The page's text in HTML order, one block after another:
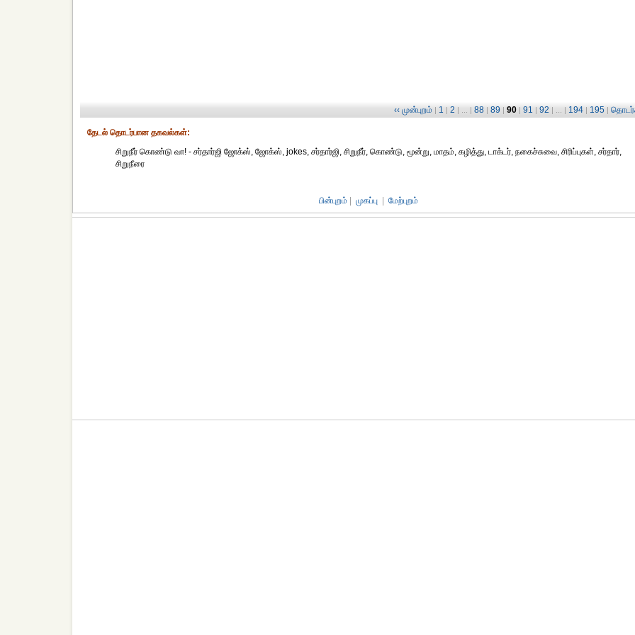
‹‹ முன்புறம் | 1 | 2 | ... | 88 | 89 | 90 | 91 | 92 | ... | 194 | 195 |
தேட‌ல் தொட‌ர்பான தகவ‌ல்க‌ள்:
சிறுநீர் கொண்டு வா! - சர்தார்ஜி ஜோக்ஸ், ஜோக்ஸ், jokes, சர்தார்ஜி, சிறுநீர், கொண்டு, மூன்று, மாதம், கழித்து, டாக்டர், நகைச்சுவை, சிரிப்புகள், சர்தார்,
சிறுநீரை
பின்புறம் முகப்பு மேற்புறம்